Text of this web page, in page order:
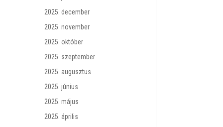
2025. december
2025. november
2025. október
2025. szeptember
2025. augusztus
2025. június
2025. május
2025. április